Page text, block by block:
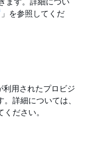
」を参照してくだ
利用されたプロビジ
詳細については、
ださい。